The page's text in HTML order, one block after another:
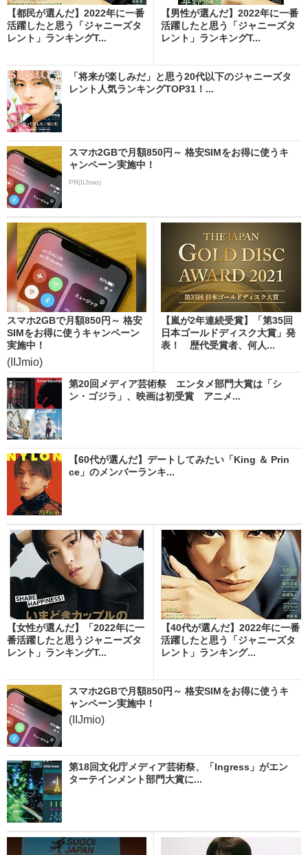
【都民が選んだ】2022年に一番
活躍したと思う「ジャニーズタ
レント」ランキングT...
【男性が選んだ】2022年に一番
活躍したと思う「ジャニーズタ
レント」ランキングT...
「将来が楽しみだ」と思う20代以下のジャニーズタ
レント人気ランキングTOP31！...
スマホ2GBで月額850円～ 格安SIMをお得に使うキ
ャンペーン実施中！
PR(IIJmio)
スマホ2GBで月額850円～ 格安
SIMをお得に使うキャンペーン
実施中！
(IIJmio)
【嵐が2年連続受賞】「第35回
日本ゴールドディスク大賞」発
表！ 歴代受賞者、何人...
第20回メディア芸術祭 エンタメ部門大賞は「シ
ン・ゴジラ」、映画は初受賞 アニメ...
【60代が選んだ】デートしてみたい「King ＆ Prin
ce」のメンバーランキ...
【女性が選んだ】「2022年に一
番活躍したと思うジャニーズタ
レント」ランキングT...
【40代が選んだ】2022年に一番
活躍したと思う「ジャニーズタ
レント」ランキング...
スマホ2GBで月額850円～ 格安SIMをお得に使うキ
ャンペーン実施中！
(IIJmio)
第18回文化庁メディア芸術祭、「Ingress」がエン
ターテインメント部門大賞に...